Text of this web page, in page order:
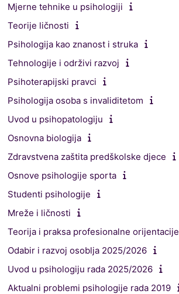
Mjerne tehnike u psihologiji
Teorije ličnosti
Psihologija kao znanost i struka
Tehnologije i održivi razvoj
Psihoterapijski pravci
Psihologija osoba s invaliditetom
Uvod u psihopatologiju
Osnovna biologija
Zdravstvena zaštita predškolske djece
Osnove psihologije sporta
Studenti psihologije
Mreže i ličnosti
Teorija i praksa profesionalne orijentacije
Odabir i razvoj osoblja 2025/2026
Uvod u psihologiju rada 2025/2026
Aktualni problemi psihologije rada 2019